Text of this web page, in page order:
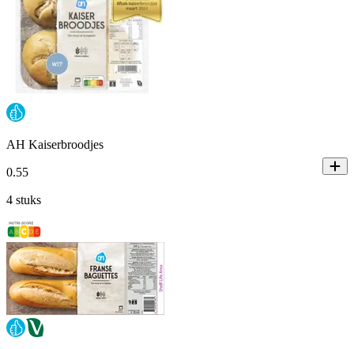
AH Kaiserbroodjes
0.55
4 stuks